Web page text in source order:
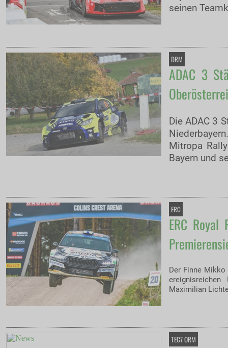
seinen
DRM
ADAC 3
Die ADAC 3
Mitropa
Bayern und
ERC
ERC
Der Finne
Maximilian
TEC7 ORM